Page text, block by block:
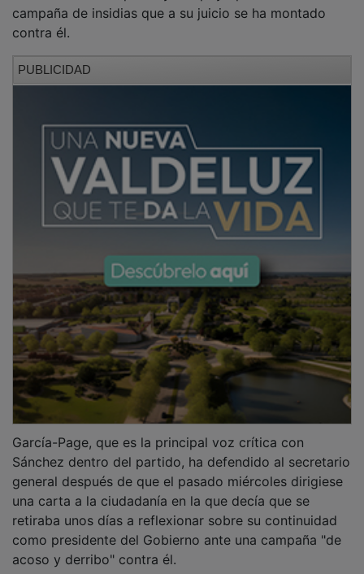
campaña de insidias que a su juicio se ha montado
contra él.
PUBLICIDAD
García-Page, que es la principal voz crítica con
Sánchez dentro del partido, ha defendido al secretario
general después de que el pasado miércoles dirigiese
una carta a la ciudadanía en la que decía que se
retiraba unos días a reflexionar sobre su continuidad
como presidente del Gobierno ante una campaña "de
acoso y derribo" contra él.